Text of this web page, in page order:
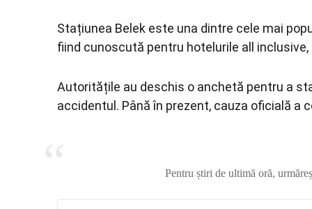
Stațiunea Belek este una dintre cele mai
fiind cunoscută pentru hotelurile all
Autoritățile au deschis o anchetă pentru a
accidentul. Până în prezent, cauza oficială a
Pentru știri de ultimă oră,